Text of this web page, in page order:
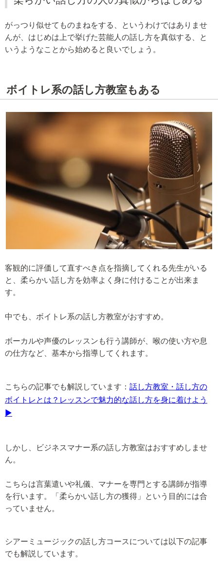
がっつり似せてものまねをする、というわけではありませ
んが、はじめは上で挙げた芸能人の話し方を真似する、と
いうようなことから始めると良いでしょう。
ボイトレ系の話し方教室もある
客観的に評価して直すべき点を指摘してくれる先生がいる
と、柔らかい話し方を効率よく身に付けることが出来ま
す。
中でも、ボイトレ系の話し方教室がおすすめ。
ボーカルや声優のレッスンも行う講師が、喉の使い方や息
の仕方など、基本から指導してくれます。
こちらの記事でも解説しています： 話し方教室・話し方の
ボイトレとは？レッスンで魅力的な話し方を身に着けよう
▶
しかし、ビジネスマナー系の話し方教室はおすすめしませ
ん。
こちらは言葉遣いや礼儀、マナーを専門とする講師が指導
を行います。「柔らかい話し方の獲得」という目的には合
っていません。
シアーミュージックの話し方コースについては以下の記事
でも解説しています。